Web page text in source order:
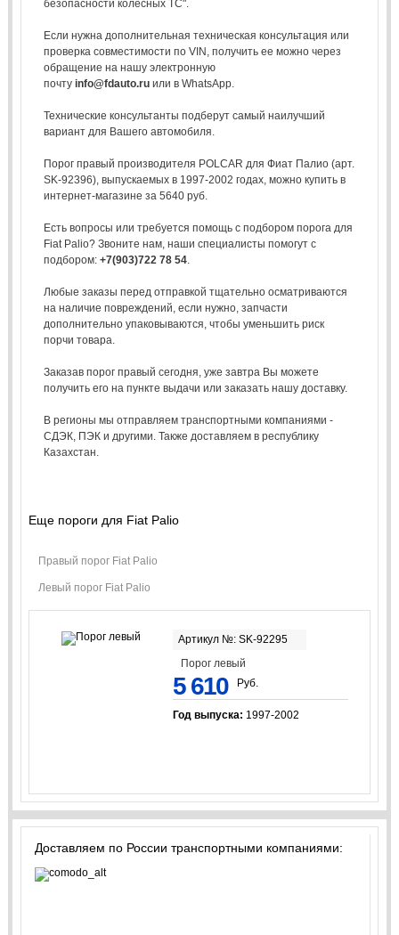
безопасности колесных ТС".
Если нужна дополнительная техническая консультация или
проверка совместимости по VIN, получить ее можно через
обращение на нашу электронную
почту info@fdauto.ruили в WhatsApp.
Технические консультанты подберут самый наилучший
вариант для Вашего автомобиля.
Порог правый производителя POLCAR для Фиат Палио (арт.
SK-92396), выпускаемых в 1997-2002 годах, можно купить в
интернет-магазине за 5640 руб.
Есть вопросы или требуется помощь с подбором порога для
Fiat Palio? Звоните нам, наши специалисты помогут с
подбором: +7(903)722 78 54.
Любые заказы перед отправкой тщательно осматриваются
на наличие повреждений, если нужно, запчасти
дополнительно упаковываются, чтобы уменьшить риск
порчи товара.
Заказав порог правый сегодня, уже завтра Вы можете
получить его на пункте выдачи или заказать нашу доставку.
В регионы мы отправляем транспортными компаниями -
СДЭК, ПЭК и другими. Также доставляем в республику
Казахстан.
Еще пороги для Fiat Palio
Правый порог Fiat Palio
Левый порог Fiat Palio
Артикул №: SK-92295
Порог левый
5 610 Руб.
Год выпуска: 1997-2002
Доставляем по России транспортными компаниями: